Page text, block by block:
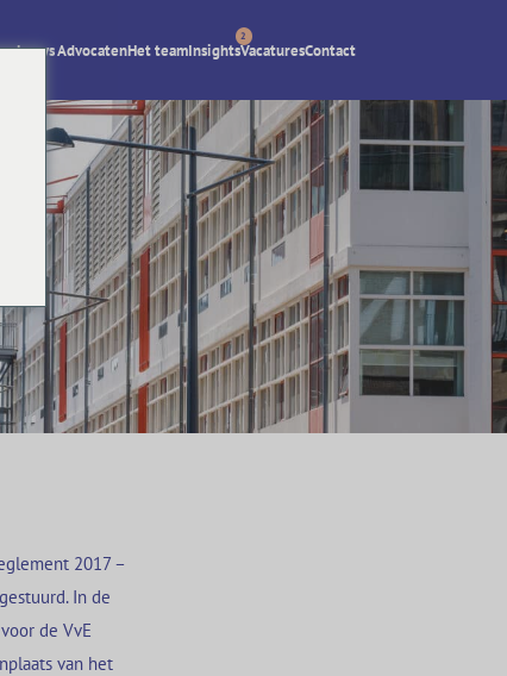
Lexys AdvocatenHet teamInsights
2
VacaturesContact
2017 –
In de
de VvE
van het